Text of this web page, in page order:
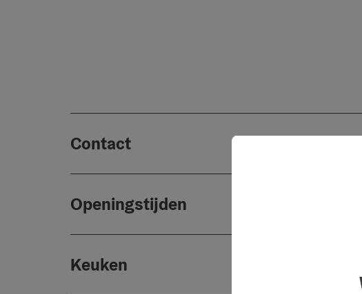
Contact
Openingstijden
Keuken